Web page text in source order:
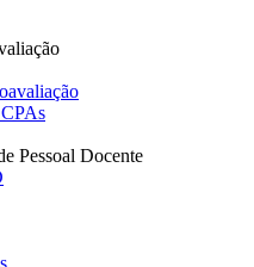
Pessoal Docente